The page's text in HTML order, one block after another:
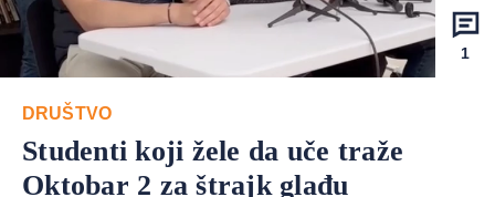
1
DRUŠTVO
Studenti koji žele da uče traže
Oktobar 2 za štrajk glađu